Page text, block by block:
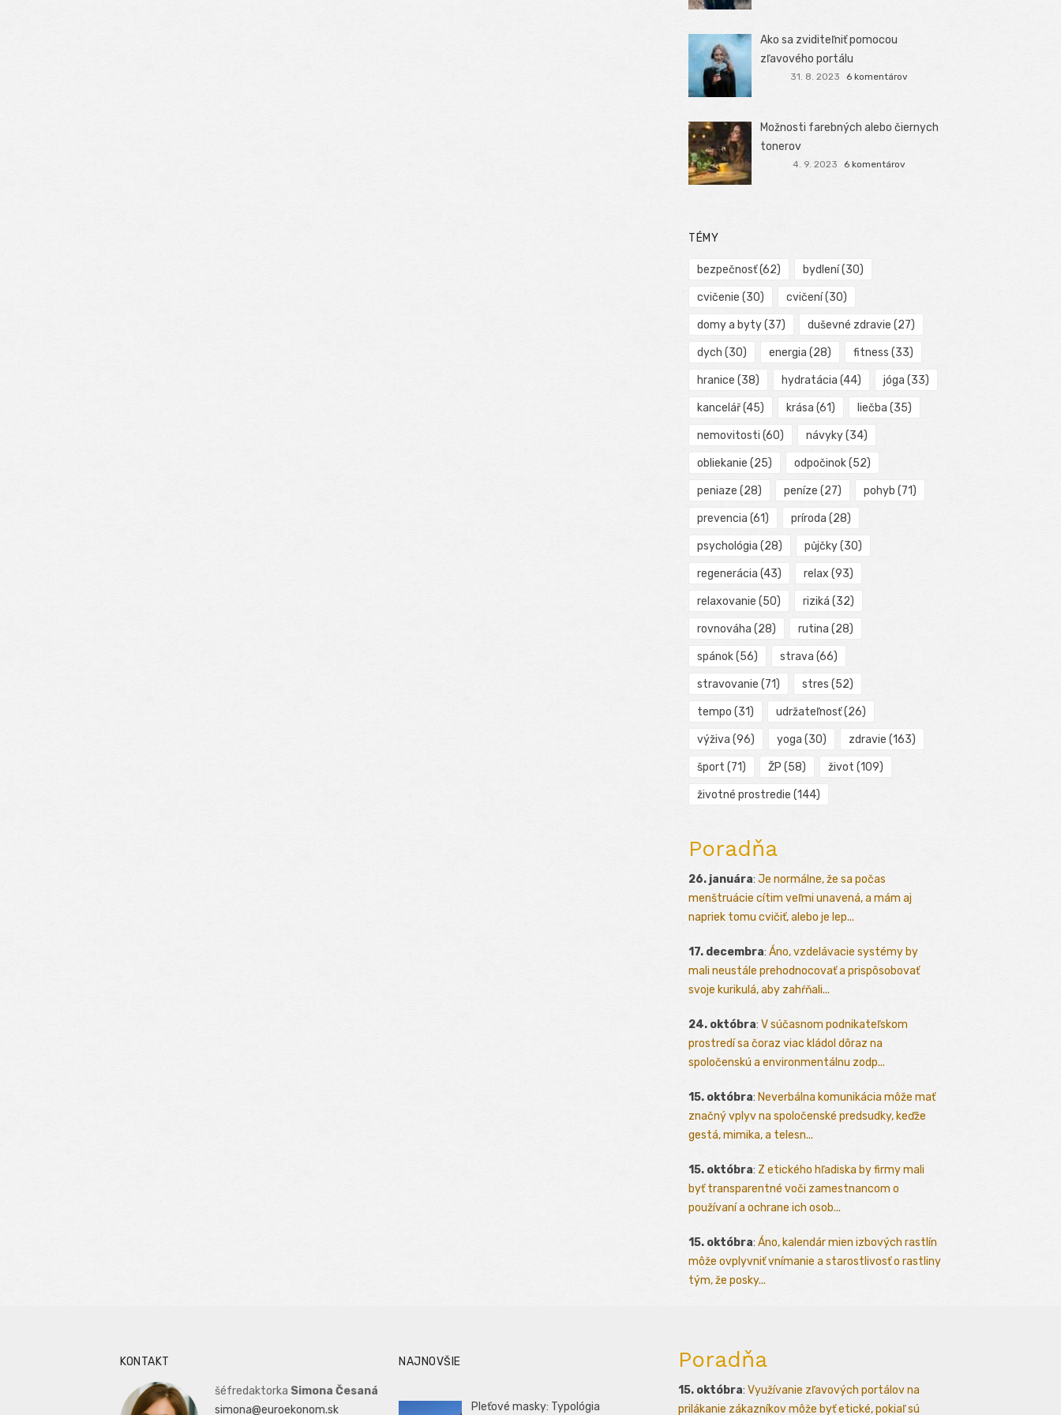
Ako sa zviditeľniť pomocou
zľavového portálu
31. 8. 2023 6 komentárov
Možnosti farebných alebo čiernych
tonerov
4. 9. 2023 6 komentárov
TÉMY
bezpečnosť(62) bydlení(30)
cvičenie (30) cvičení(30)
domy a byty(37) duševné zdravie (27)
dych (30) energia (28) fitness (33)
hranice (38) hydratácia (44) jóga (33)
kancelář(45) krása (61) liečba (35)
nemovitosti (60) návyky(34)
obliekanie (25) odpočinok(52)
peniaze (28) peníze (27) pohyb (71)
prevencia (61) príroda (28)
psychológia (28) půjčky(30)
regenerácia (43) relax (93)
relaxovanie (50) riziká (32)
rovnováha (28) rutina (28)
spánok(56) strava (66)
stravovanie (71) stres (52)
tempo (31) udržateľnosť(26)
výživa (96) yoga (30) zdravie (163)
šport (71) ŽP (58) život (109)
životné prostredie (144)
Poradňa
26. januára: Je normálne, že sa počas
menštruácie cítim veľmi unavená, a mám aj
napriek tomu cvičiť, alebo je lep...
17. decembra: Áno, vzdelávacie systémy by
mali neustále prehodnocovať a prispôsobovať
svoje kurikulá, aby zahŕňali...
24. októbra: V súčasnom podnikateľskom
prostredí sa čoraz viac kládol dôraz na
spoločenskú a environmentálnu zodp...
15. októbra: Neverbálna komunikácia môže mať
značný vplyv na spoločenské predsudky, keďže
gestá, mimika, a telesn...
15. októbra: Z etického hľadiska by firmy mali
byť transparentné voči zamestnancom o
používaní a ochrane ich osob...
15. októbra: Áno, kalendár mien izbových rastlín
môže ovplyvniť vnímanie a starostlivosť o rastliny
tým, že posky...
KONTAKT
šéfredaktorka Simona Česaná
simona@euroekonom.sk
NAJNOVŠIE
Pleťové masky: Typológia
Poradňa
15. októbra: Využívanie zľavových portálov na
prilákanie zákazníkov môže byť etické, pokiaľ sú